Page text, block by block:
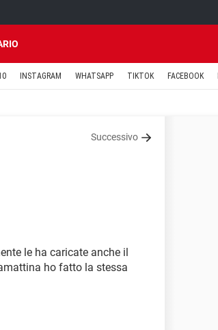
INSTAGRAM WHATSAPP TIKTOK FACEBOOK
Successivo
le ha caricate anche il
ho fatto la stessa